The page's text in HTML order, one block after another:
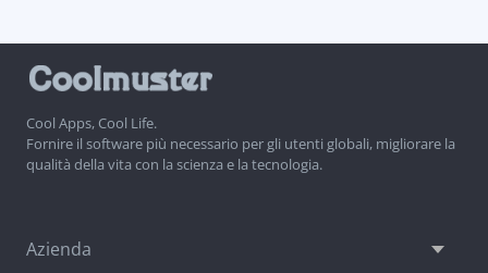
Cool Apps, Cool Life.
Fornire il software più necessario per gli utenti globali, migliorare la
qualità della vita con la scienza e la tecnologia.
Azienda